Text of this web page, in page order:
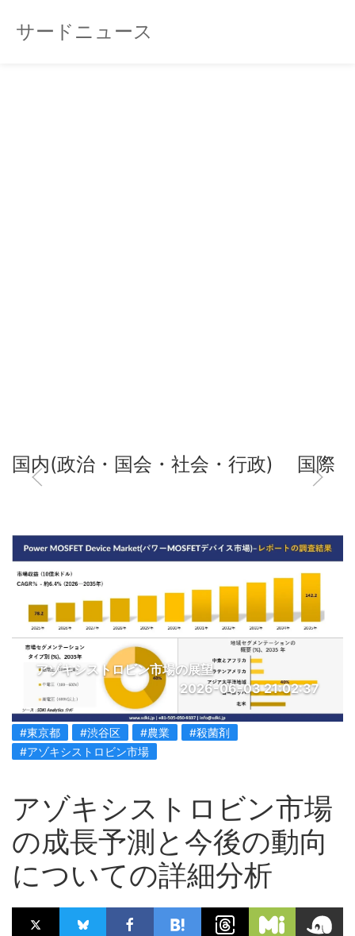
サードニュース
国内(政治・国会・社会・行政) 国際
アゾキシストロビン市場の展望
2026-06-03 21:02:37
#東京都 #渋谷区 #農業
#殺菌剤
#アゾキシストロビン市場
アゾキシストロビン市場
の成長予測と今後の動向
についての詳細分析